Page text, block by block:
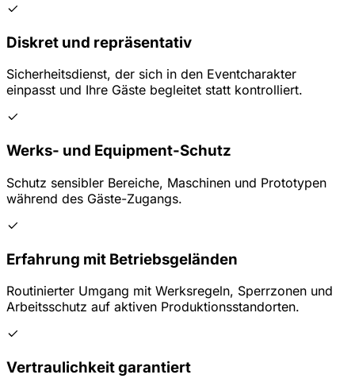
Diskret und repräsentativ
Sicherheitsdienst, der sich in den Eventcharakter
einpasst und Ihre Gäste begleitet statt kontrolliert.
Werks- und Equipment-Schutz
Schutz sensibler Bereiche, Maschinen und Prototypen
während des Gäste-Zugangs.
Erfahrung mit Betriebsgeländen
Routinierter Umgang mit Werksregeln, Sperrzonen und
Arbeitsschutz auf aktiven Produktionsstandorten.
Vertraulichkeit garantiert